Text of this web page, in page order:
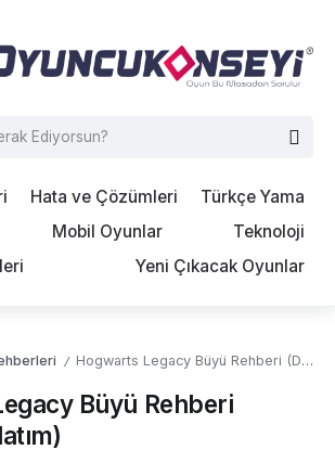
Hata ve Çözümleri
Türkçe Yama
Mobil Oyunlar
Teknoloji
Yeni Çıkacak Oyunlar
/ Hogwarts Legacy Büyü Rehberi (Detaylı Anlatım)
Büyü Rehberi